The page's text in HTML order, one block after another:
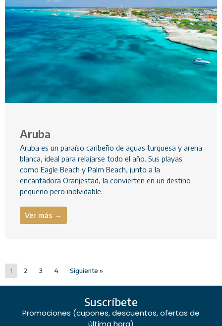
Aruba
Aruba es un paraíso caribeño de aguas turquesa y arena
blanca, ideal para relajarse todo el año. Sus playas
como Eagle Beach y Palm Beach, junto a la
encantadora Oranjestad, la convierten en un destino
pequeño pero inolvidable.
Ver más →
1 2 3 4 Siguiente »
Suscríbete
Promociones (cupones, descuentos, ofertas de
última hora)